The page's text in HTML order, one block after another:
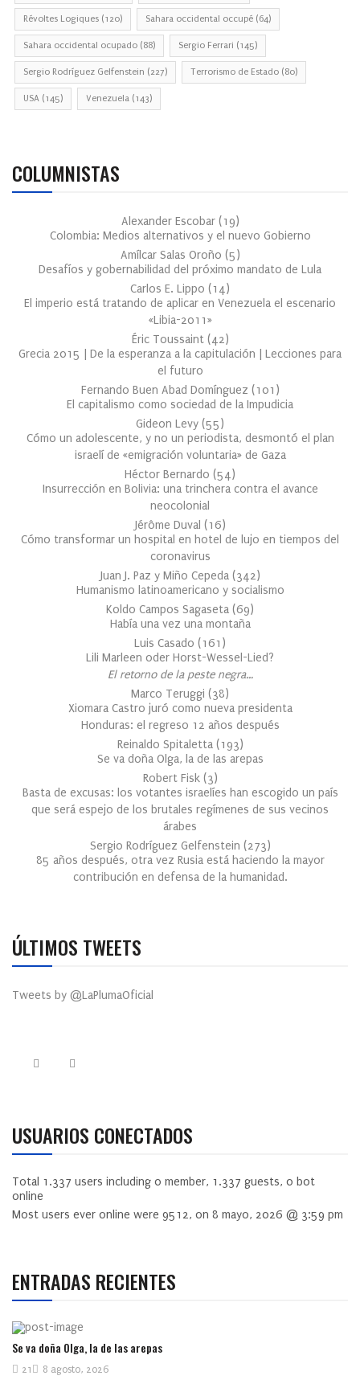
Révoltes Logiques (120) Sahara occidental occupé (64)
Sahara occidental ocupado (88) Sergio Ferrari (145)
Sergio Rodríguez Gelfenstein (227) Terrorismo de Estado (80)
USA (145) Venezuela (143)
COLUMNISTAS
Alexander Escobar (19)
Colombia: Medios alternativos y el nuevo Gobierno
Amílcar Salas Oroño (5)
Desafíos y gobernabilidad del próximo mandato de Lula
Carlos E. Lippo (14)
El imperio está tratando de aplicar en Venezuela el escenario
«Libia-2011»
Éric Toussaint (42)
Grecia 2015 | De la esperanza a la capitulación | Lecciones para
el futuro
Fernando Buen Abad Domínguez (101 )
El capitalismo como sociedad de la Impudicia
Gideon Levy (55)
Cómo un adolescente, y no un periodista, desmontó el plan
israelí de «emigración voluntaria» de Gaza
Héctor Bernardo (54)
Insurrección en Bolivia: una trinchera contra el avance
neocolonial
Jérôme Duval (16)
Cómo transformar un hospital en hotel de lujo en tiempos del
coronavirus
Juan J. Paz y Miño Cepeda (342)
Humanismo latinoamericano y socialismo
Koldo Campos Sagaseta (69)
Había una vez una montaña
Luis Casado (161 )
Lili Marleen oder Horst-Wessel-Lied?
El retorno de la peste negra…
Marco Teruggi (38)
Xiomara Castro juró como nueva presidenta
Honduras: el regreso 12 años después
Reinaldo Spitaletta (193)
Se va doña Olga, la de las arepas
Robert Fisk (3)
Basta de excusas: los votantes israelíes han escogido un país
que será espejo de los brutales regímenes de sus vecinos
árabes
Sergio Rodríguez Gelfenstein (273)
85 años después, otra vez Rusia está haciendo la mayor
contribución en defensa de la humanidad.
ÚLTIMOS TWEETS
Tweets by @LaPlumaOficial
USUARIOS CONECTADOS
Total 1.337 users including 0 member, 1.337 guests, 0 bot
online
Most users ever online were 9512, on 8 mayo, 2026 @ 3:59 pm
ENTRADAS RECIENTES
Se va doña Olga, la de las arepas
8 agosto, 2026
21